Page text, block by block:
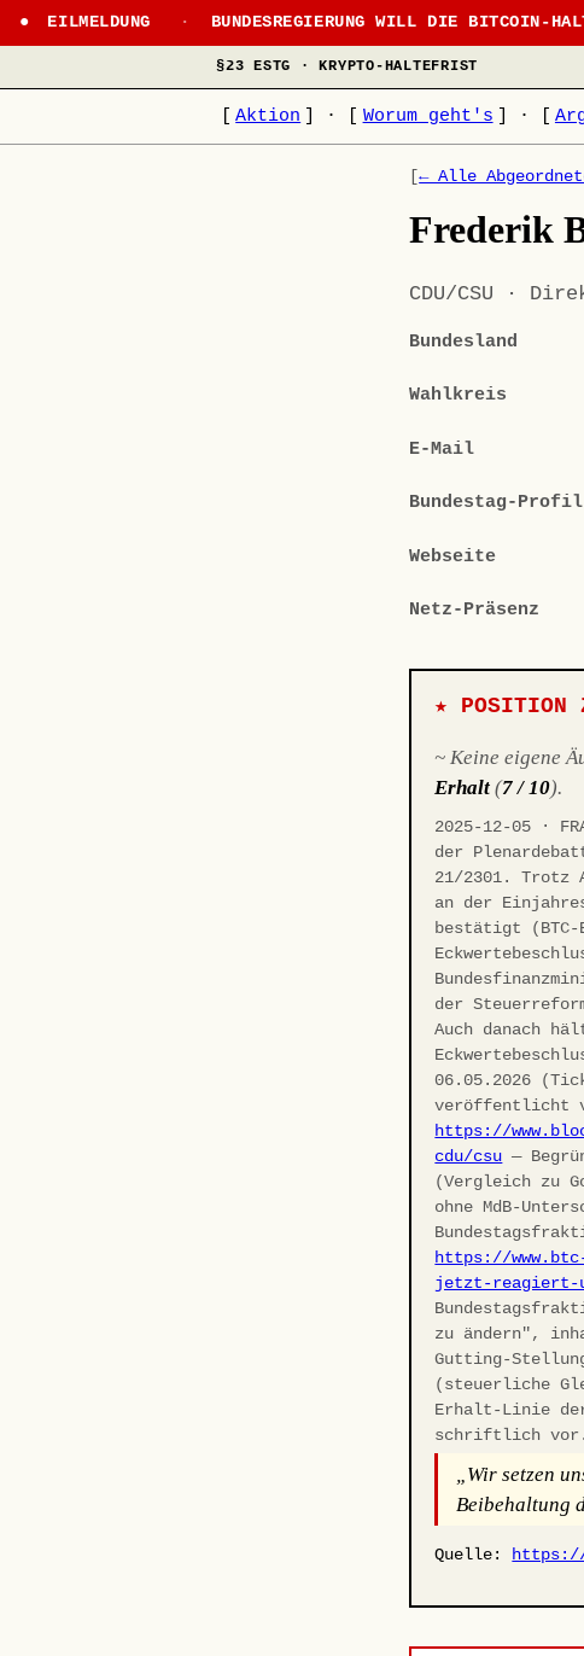
EILMELDUNG · BUNDESREGIERUNG WILL DIE BITCOIN-
§23 ESTG · KRYPTO-HALTEFRIST
Aktion · Worum geht's ·
[← Alle
Frederik
CDU/CSU ·
Bundesland
Wahlkreis
E-Mail
Bundestag-Profil
Webseite
Netz-Präsenz
★ POSITION
~ Keine eigene
Erhalt (7 / 10).
2025-12-05 ·
der
21/2301. Trotz
an der
bestätigt (BTC-
der
Auch danach
06.05.2026
veröffentlicht
https://
cdu/csu —
(Vergleich zu
ohne MdB-
https://
jetzt-reagiert-
zu ändern",
Gutting-
(steuerliche
Erhalt-Linie der
schriftlich vor.
„Wir setzen
Beibehaltung
Quelle: https://